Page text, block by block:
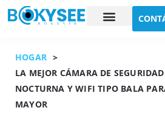
HOGAR >
LA MEJOR CÁMARA DE
NOCTURNA Y WIFI TIPO BALA
MAYOR